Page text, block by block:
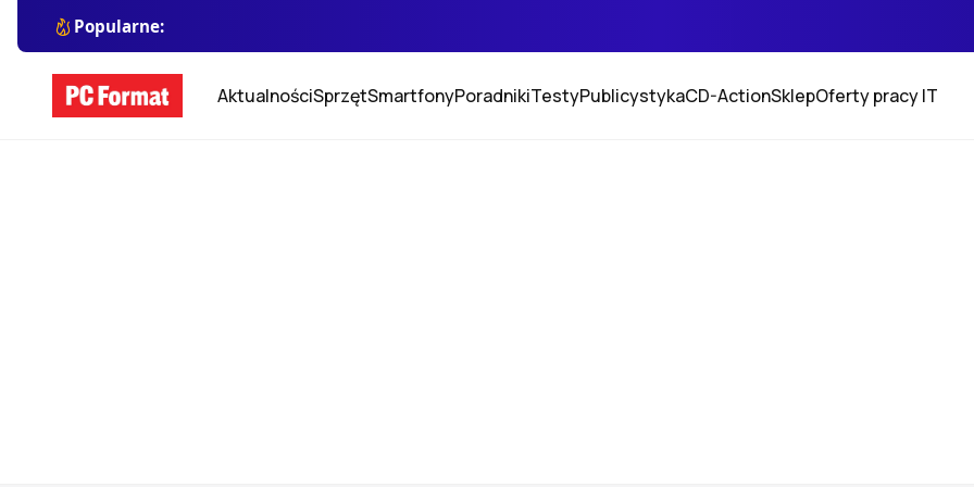
Popularne:
AktualnościSprzętSmartfonyPoradnikiTestyPublicystykaCD-ActionSklepOferty pracy IT